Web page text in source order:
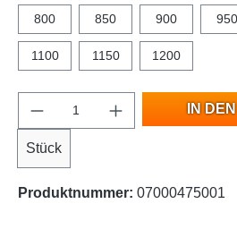
800 850 900 950
1100 1150 1200
Stück
IN
Produktnummer: 07000475001